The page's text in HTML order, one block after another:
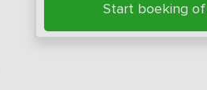
Start boeking